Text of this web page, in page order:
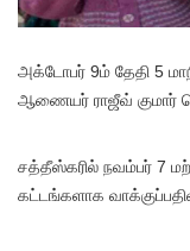
அக்டோபர் 9ம் தேதி 5
ஆணையர் ராஜீவ் குமார்
சத்தீஸ்கரில் நவம்பர் 7
கட்டங்களாக